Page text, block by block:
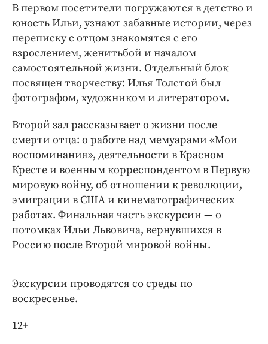
В первом посетители погружаются в детство и
юность Ильи, узнают забавные истории, через
переписку с отцом знакомятся с его
взрослением, женитьбой и началом
самостоятельной жизни. Отдельный блок
посвящен творчеству: Илья Толстой был
фотографом, художником и литератором.
Второй зал рассказывает о жизни после
смерти отца: о работе над мемуарами «Мои
воспоминания», деятельности в Красном
Кресте и военным корреспондентом в Первую
мировую войну, об отношении к революции,
эмиграции в США и кинематографических
работах. Финальная часть экскурсии — о
потомках Ильи Львовича, вернувшихся в
Россию после Второй мировой войны.
Экскурсии проводятся со среды по
воскресенье.
12+